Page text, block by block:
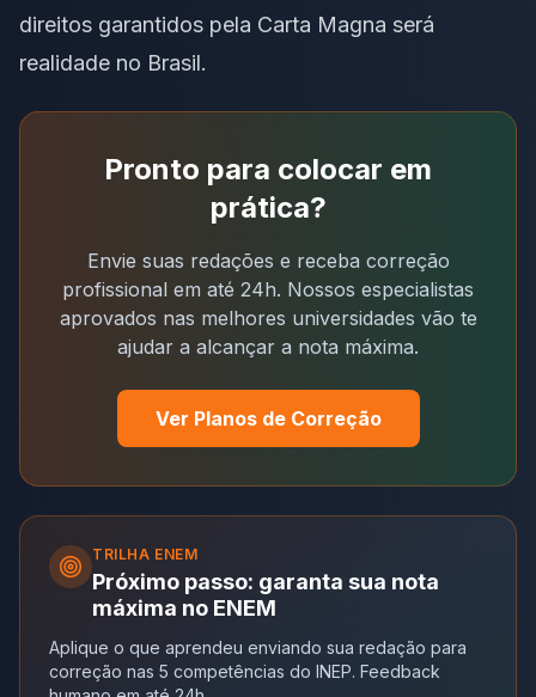
direitos garantidos pela Carta Magna será
realidade no Brasil.
Pronto para colocar em
prática?
Envie suas redações e receba correção
profissional em até 24h. Nossos especialistas
aprovados nas melhores universidades vão te
ajudar a alcançar a nota máxima.
Ver Planos de Correção
TRILHA ENEM
Próximo passo: garanta sua nota
máxima no ENEM
Aplique o que aprendeu enviando sua redação para
correção nas 5 competências do INEP. Feedback